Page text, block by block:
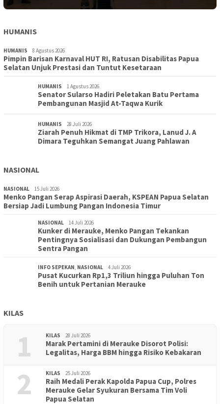
HUMANIS
HUMANIS 8 Agustus 2026
Pimpin Barisan Karnaval HUT RI, Ratusan Disabilitas Papua
Selatan Unjuk Prestasi dan Tuntut Kesetaraan
HUMANIS 1 Agustus 2026
Senator Sularso Hadiri Peletakan Batu Pertama
Pembangunan Masjid At-Taqwa Kurik
HUMANIS 28 Juli 2026
Ziarah Penuh Hikmat di TMP Trikora, Lanud J. A
Dimara Teguhkan Semangat Juang Pahlawan
NASIONAL
NASIONAL 15 Juli 2026
Menko Pangan Serap Aspirasi Daerah, KSPEAN Papua Selatan
Bersiap Jadi Lumbung Pangan Indonesia Timur
NASIONAL 14 Juli 2026
Kunker di Merauke, Menko Pangan Tekankan
Pentingnya Sosialisasi dan Dukungan Pembangun
Sentra Pangan
INFO SEPEKAN NASIONAL 4 Juli 2026
Pusat Kucurkan Rp1,3 Triliun hingga Puluhan Ton
Benih untuk Pertanian Merauke
KILAS
1 KILAS 28 Juli 2026
Marak Pertamini di Merauke Disorot Polisi:
Legalitas, Harga BBM hingga Risiko Kebakaran
2 KILAS 25 Juli 2026
Raih Medali Perak Kapolda Papua Cup, Polres
Merauke Gelar Syukuran Bersama Tim Voli
Papua Selatan